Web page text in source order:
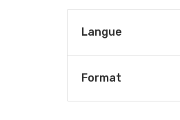
Langue
Format